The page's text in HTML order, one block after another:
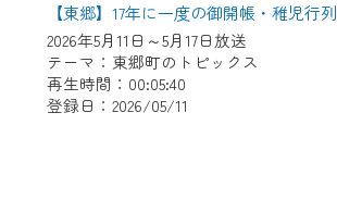
【東郷】17年に一度の御開帳・稚児行列
2026年5月11日～5月17日放送
テーマ：東郷町のトピックス
再生時間：00:05:40
登録日：2026/05/11